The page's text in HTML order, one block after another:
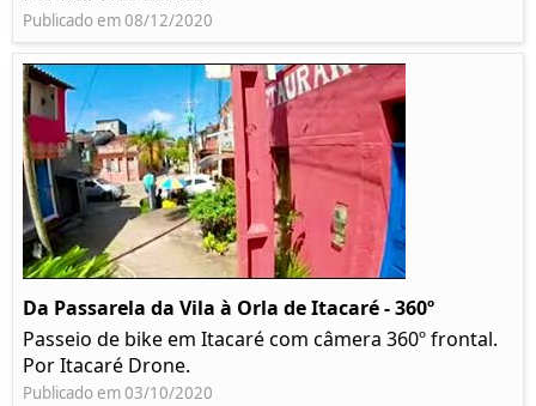
Publicado em 08/12/2020
Da Passarela da Vila à Orla de Itacaré - 360º
Passeio de bike em Itacaré com câmera 360º frontal.
Por Itacaré Drone.
Publicado em 03/10/2020